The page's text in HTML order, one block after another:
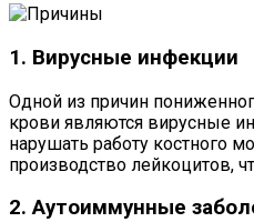
1. Вирусные инфекции
Одной из причин
крови являются вирусные
нарушать работу костного
производство лейкоцитов,
2. Аутоиммунные